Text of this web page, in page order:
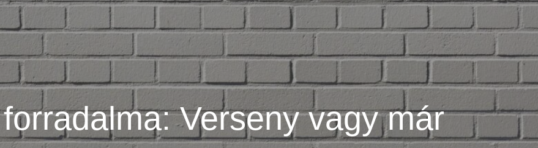
Verseny vagy már